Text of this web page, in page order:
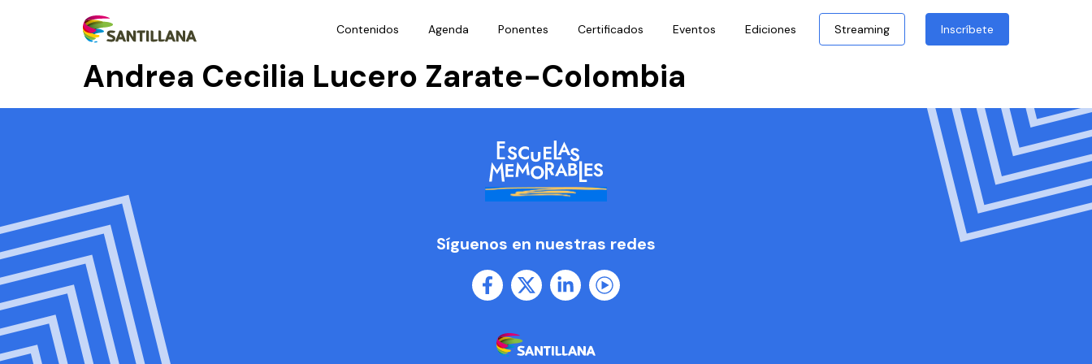
Contenidos Agenda Ponentes Certificados Eventos Ediciones Streaming Inscríbete
Andrea Cecilia Lucero Zarate-Colombia
Síguenos en nuestras redes